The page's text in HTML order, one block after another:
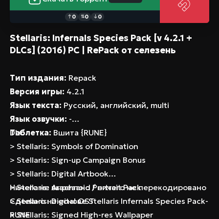
DLC: Anniversary Portraits
DLC: Horizon Signal
DLC: Arachnoid Portrail Pack
DLC: MegaCorp
DLC: Lithoids Species Pack
DLC: Federations
DLC: Necroids Species Pack
DLC: Nemesis
DLC: Aquatics Species Pack
DLC: Overlord
DLC: Toxoids species pack
DLC: First Contact Story Pack
DLC: Galactic Paragons
DLC: Astral Planes
DLC: The Machine Age
↑0 ⇅0 ↓0
Stellaris: Infernals Species Pack [v 4.2.1 +
DLCs] (2016) PC | RePack от селезень
Тип издания: Repack
Версия игры: 4.2.1
Язык текста: Русский, английский, multi
Язык озвучки: -
Таблетка: Вшита {RUNE}
DLC
> Stellaris: Symbols of Domination
> Stellaris: Sign-up Campaign Bonus
> Stellaris: Digital Artbook
> Stellaris: Arachnoid Portrait Pack
> Stellaris: Digital OST
> Stellaris: Signed High-res Wallpaper
Ничего не вырезано / ничего не перекодировано
Сделано на основе Stellaris Infernals Species Pack-
RUNE